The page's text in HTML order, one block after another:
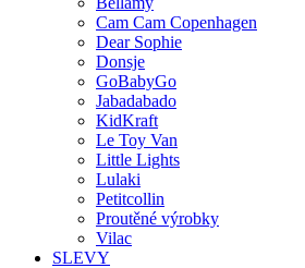
Cam Cam Copenhagen
Dear Sophie
Donsje
GoBabyGo
Jabadabado
KidKraft
Le Toy Van
Little Lights
Lulaki
Petitcollin
Proutěné výrobky
Vilac
SLEVY